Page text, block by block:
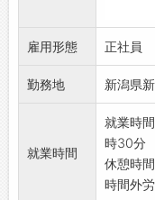
・歯科
ドクタ
※未経験
クのあ
指導致
その方
雇用形態 正社員
勤務地 新潟県
就業時間
就業時
時30分
休憩時
時間外